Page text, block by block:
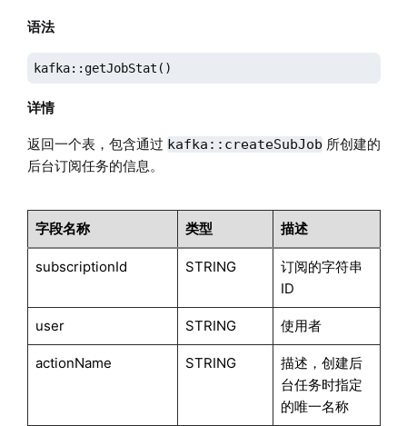
语法
kafka::getJobStat()
详情
返回一个表，包含通过 kafka::createSubJob所创建的
后台订阅任务的信息。
字段名称 类型 描述
subscriptionId STRING
订阅的字符串
ID
user STRING 使用者
actionName STRING
描述，创建后
台任务时指定
的唯一名称